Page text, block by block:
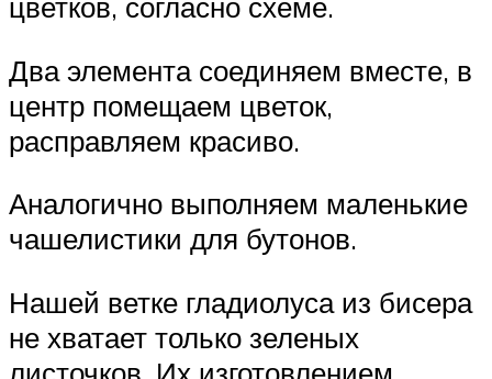
Два элемента соединяем вместе, в
центр помещаем цветок,
расправляем красиво.
Аналогично выполняем маленькие
чашелистики для бутонов.
Нашей ветке гладиолуса из бисера
не хватает только зеленых